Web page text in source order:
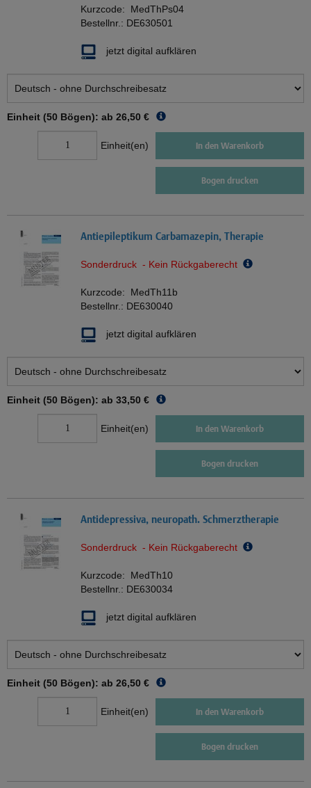
Kurzcode: MedThPs04
Bestellnr.: DE630501
jetzt digital aufklären
Einheit (50 Bögen): ab 26,50 €
Einheit(en) In den Warenkorb
Bogen drucken
Antiepileptikum Carbamazepin, Therapie
Sonderdruck - Kein Rückgaberecht
Kurzcode: MedTh11b
Bestellnr.: DE630040
jetzt digital aufklären
Einheit (50 Bögen): ab 33,50 €
Einheit(en) In den Warenkorb
Bogen drucken
Antidepressiva, neuropath. Schmerztherapie
Sonderdruck - Kein Rückgaberecht
Kurzcode: MedTh10
Bestellnr.: DE630034
jetzt digital aufklären
Einheit (50 Bögen): ab 26,50 €
Einheit(en) In den Warenkorb
Bogen drucken